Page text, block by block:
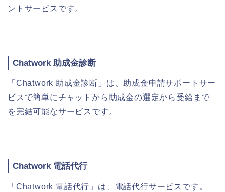
ントサービスです。
Chatwork 助成金診断
「Chatwork 助成金診断」は、助成金申請サポートサー
ビスで簡単にチャットから助成金の選定から受給まで
を完結可能なサービスです。
Chatwork 電話代行
「Chatwork 電話代行」は、電話代行サービスです。